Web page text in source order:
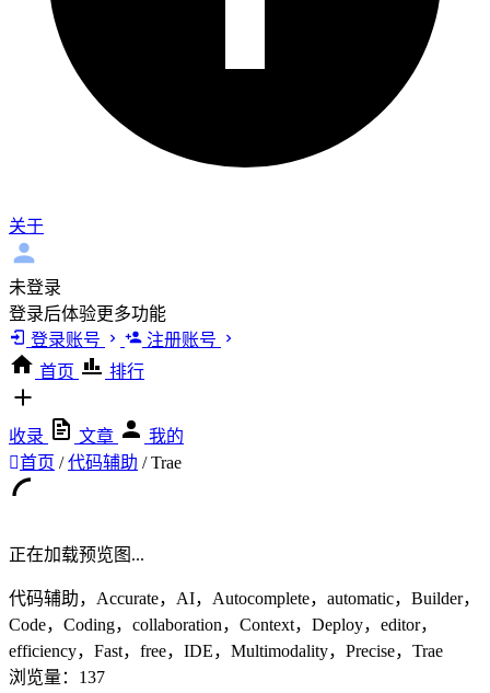
关于
未登录
登录后体验更多功能
登录账号
注册账号
首页
排行
收录 文章
我的
首页 / 代码辅助 / Trae
正在加载预览图...
代码辅助，Accurate，AI，Autocomplete，automatic，Builder，
Code，Coding，collaboration，Context，Deploy，editor，
efficiency，Fast，free，IDE，Multimodality，Precise，Trae
浏览量：137